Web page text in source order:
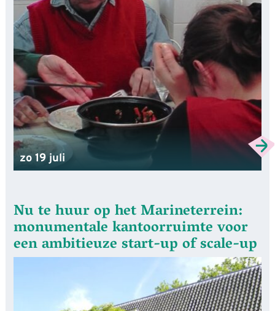
zo 19 juli
Nu te huur op het Marineterrein:
monumentale kantoorruimte voor
een ambitieuze start-up of scale-up